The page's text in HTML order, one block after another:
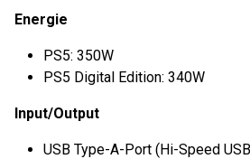
Energie
PS5: 350W
PS5 Digital Edition: 340W
Input/Output
USB Type-A-Port (Hi-Speed